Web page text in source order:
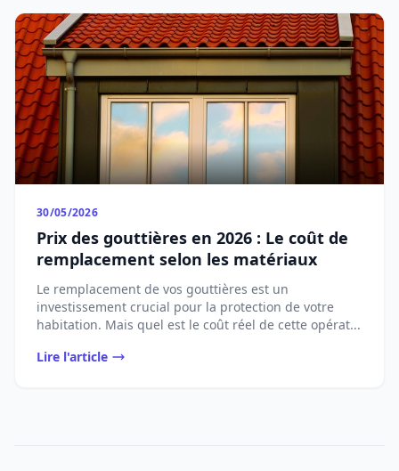
30/05/2026
Prix des gouttières en 2026 : Le coût de
remplacement selon les matériaux
Le remplacement de vos gouttières est un
investissement crucial pour la protection de votre
habitation. Mais quel est le coût réel de cette opérat...
Lire l'article